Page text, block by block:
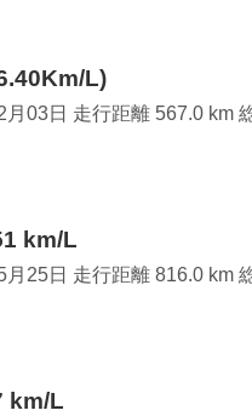
L)
03日 走行距離 567.0 km
km/L
25日 走行距離 816.0 km
km/L